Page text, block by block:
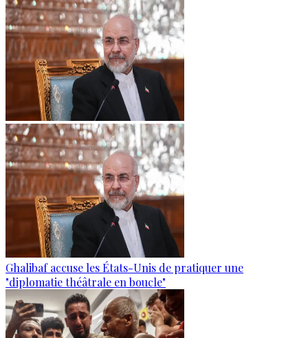
Ghalibaf accuse les États-Unis de pratiquer une
"diplomatie théâtrale en boucle"